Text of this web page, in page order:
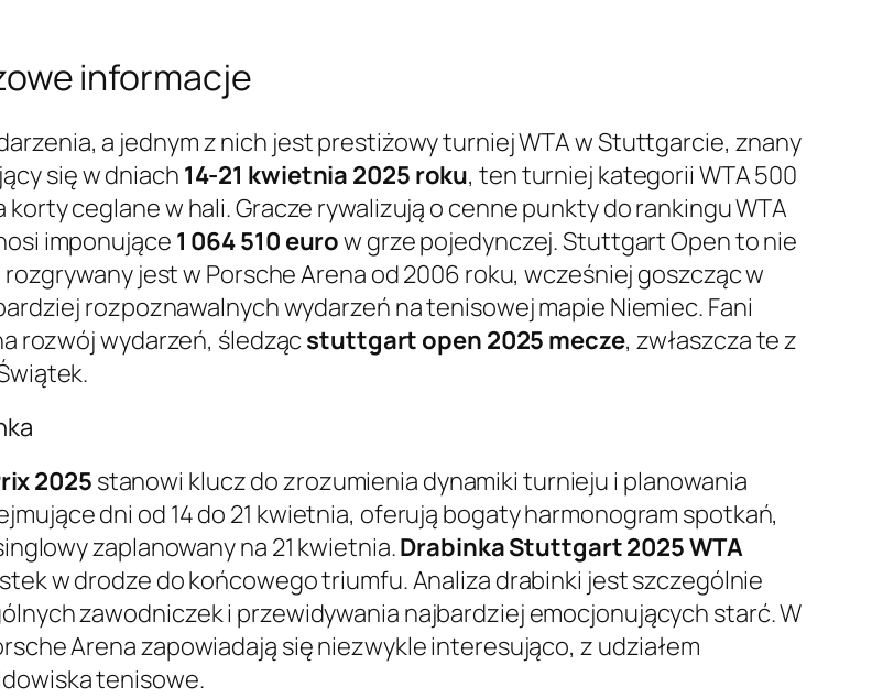
informacje
a jednym z nich jest prestiżowy turniej WTA w Stuttgarcie, znany
się w dniach14-21 kwietnia 2025 roku, ten turniej kategorii WTA 500
ceglane w hali. Gracze rywalizują o cenne punkty do rankingu WTA
imponujące 1 064 510 eurow grze pojedynczej. Stuttgart Open to nie
jest w Porsche Arena od 2006 roku, wcześniej goszcząc w
rozpoznawalnych wydarzeń na tenisowej mapie Niemiec. Fani
rozwój wydarzeń, śledząc stuttgart open 2025 mecze, zwłaszcza te z
2025 stanowi klucz do zrozumienia dynamiki turnieju i planowania
dni od 14 do 21 kwietnia, oferują bogaty harmonogram spotkań,
zaplanowany na 21 kwietnia.Drabinka Stuttgart 2025 WTA
w drodze do końcowego triumfu. Analiza drabinki jest szczególnie
zawodniczek i przewidywania najbardziej emocjonujących starć. W
Arena zapowiadają się niezwykle interesująco, z udziałem
tenisowe.